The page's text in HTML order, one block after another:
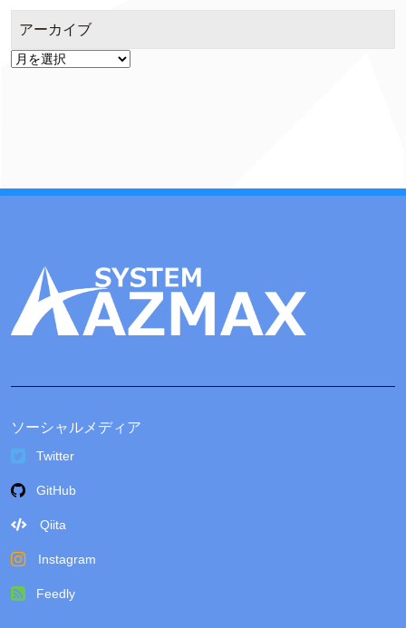
アーカイブ
ア
ソーシャルメディア
Twitter
GitHub
Qiita
Instagram
Feedly